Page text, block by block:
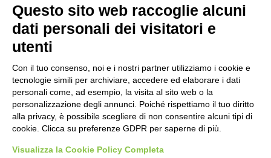
18 ore fa
Stop alla linea Torino-Bardonecchia
Grande partecipazione alla Festa della
Madonna della Neve al Rifugio Ciao
Pais
1 giorno fa
nuovo Chief Creative Officer
Questo sito web raccoglie alcuni
dati personali dei visitatori e
utenti
Con il tuo consenso, noi e i nostri partner utilizziamo i cookie e
tecnologie simili per archiviare, accedere ed elaborare i dati
personali come, ad esempio, la visita al sito web o la
personalizzazione degli annunci. Poiché rispettiamo il tuo diritto
alla privacy, è possibile scegliere di non consentire alcuni tipi di
cookie. Clicca su preferenze GDPR per saperne di più.
Visualizza la Cookie Policy Completa